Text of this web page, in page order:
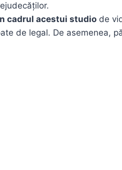
cadrul acestui studio de
de legal. De asemenea,